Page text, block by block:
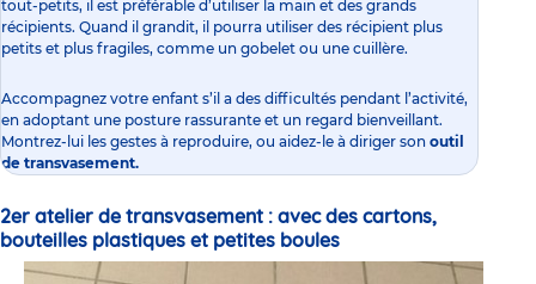
tout-petits, il est préférable d’utiliser la main et des grands
récipients. Quand il grandit, il pourra utiliser des récipient plus
petits et plus fragiles, comme un gobelet ou une cuillère.
Accompagnez votre enfant s’il a des difficultés pendant l’activité,
en adoptant une posture rassurante et un regard bienveillant.
Montrez-lui les gestes à reproduire, ou aidez-le à diriger son outil
de transvasement.
2er atelier de transvasement : avec des cartons,
bouteilles plastiques et petites boules